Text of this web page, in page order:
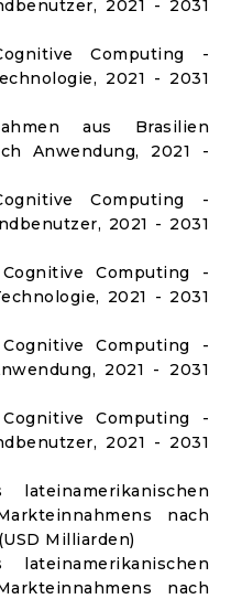
2021 - 2031
Computing -
2021 - 2031
aus Brasilien
Anwendung, 2021 -
Computing -
2021 - 2031
Computing -
2021 - 2031
Computing -
2021 - 2031
Computing -
2021 - 2031
nach
Milliarden)
nach